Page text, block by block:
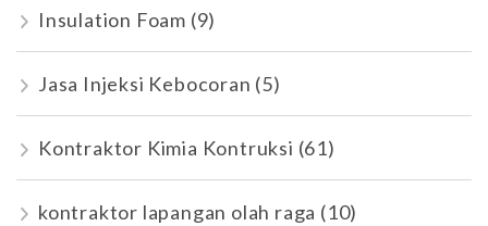
Insulation Foam (9)
Jasa Injeksi Kebocoran (5)
Kontraktor Kimia Kontruksi (61)
kontraktor lapangan olah raga (10)